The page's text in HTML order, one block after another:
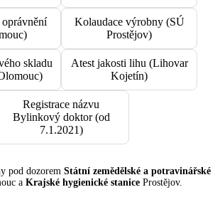
Kolaudace výrobny (SÚ
Prostějov)
skladu
Atest jakosti lihu (Lihovar
Kojetín)
Registrace názvu
Bylinkový doktor (od
7.1.2021)
pod dozorem Státní zemědělské a potravinářské
a Krajské hygienické stanice Prostějov.